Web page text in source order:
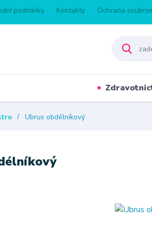
podmínky Kontakty Ochrana
Ubrus obdélníkový